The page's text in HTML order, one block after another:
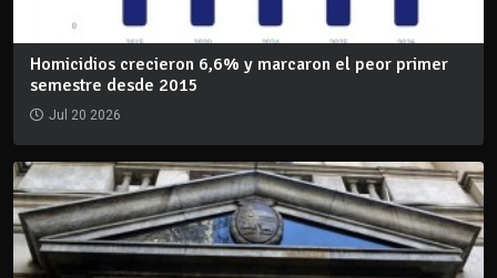
Homicidios crecieron 6,6% y marcaron el peor primer
semestre desde 2015
Jul 20 2026